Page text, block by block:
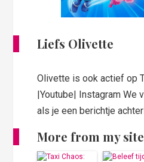
Liefs Olivette
Olivette is ook actief op
|Youtube| Instagram We
als je een berichtje
More from my site